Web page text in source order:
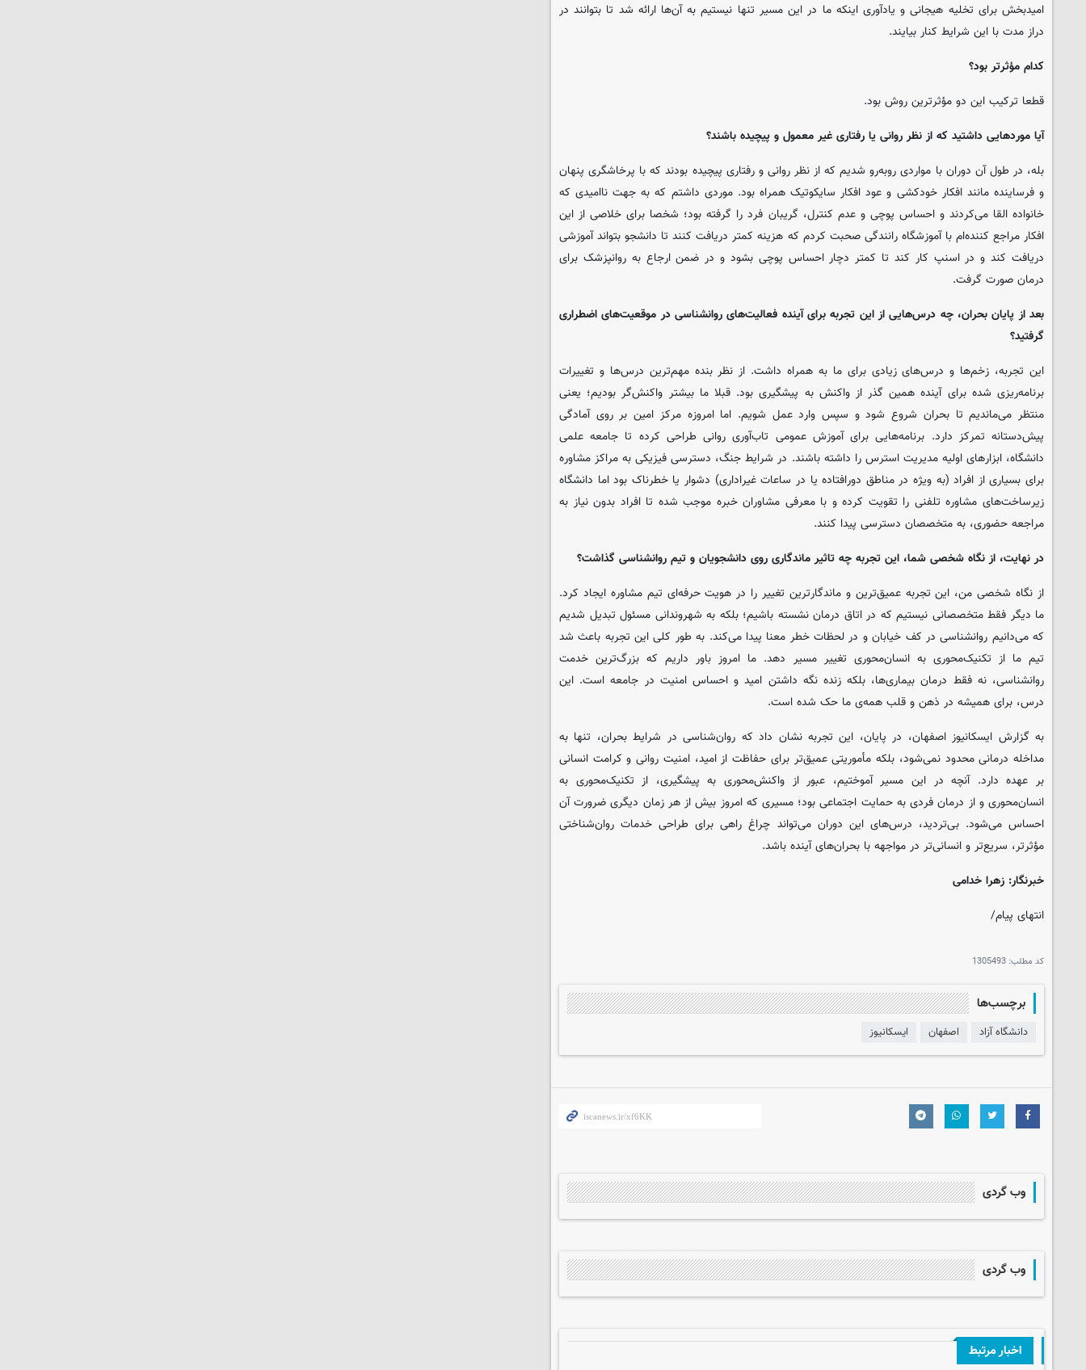
امیدبخش برای تخلیه هیجانی و یادآوری اینکه ما در این مسیر تنها نیستیم به آن‌ها ارائه شد تا بتوانند در
دراز مدت با این شرایط کنار بیایند.
کدام مؤثرتر بود؟
قطعا ترکیب این دو مؤثرترین روش بود.
آیا موردهایی داشتید که از نظر روانی یا رفتاری غیر معمول و پیچیده باشند؟
بله، در طول آن دوران با مواردی روبه‌رو شدیم که از نظر روانی و رفتاری پیچیده بودند که با پرخاشگری پنهان
و فرساینده مانند افکار خودکشی و عود افکار سایکوتیک همراه بود. موردی داشتم که به جهت ناامیدی که
خانواده القا می‌کردند و احساس پوچی و عدم کنترل، گریبان فرد را گرفته بود؛ شخصا برای خلاصی از این
افکار مراجع کننده‌ام با آموزشگاه رانندگی صحبت کردم که هزینه کمتر دریافت کنند تا دانشجو بتواند آموزشی
دریافت کند و در اسنپ کار کند تا کمتر دچار احساس پوچی بشود و در ضمن ارجاع به روانپزشک برای
درمان صورت گرفت.
بعد از پایان بحران، چه درس‌هایی از این تجربه برای آینده فعالیت‌های روانشناسی در موقعیت‌های اضطراری
گرفتید؟
این تجربه، زخم‌ها و درس‌های زیادی برای ما به همراه داشت. از نظر بنده مهم‌ترین درس‌ها و تغییرات
برنامه‌ریزی شده برای آینده همین گذر از واکنش به پیشگیری بود. قبلا ما بیشتر واکنش‌گر بودیم؛ یعنی
منتظر می‌ماندیم تا بحران شروع شود و سپس وارد عمل شویم. اما امروزه مرکز امین بر روی آمادگی
پیش‌دستانه تمرکز دارد. برنامه‌هایی برای آموزش عمومی تاب‌آوری روانی طراحی کرده‌ تا جامعه علمی
دانشگاه، ابزارهای اولیه مدیریت استرس را داشته باشند. در شرایط جنگ، دسترسی فیزیکی به مراکز مشاوره
برای بسیاری از افراد (به ویژه در مناطق دورافتاده یا در ساعات غیراداری) دشوار یا خطرناک بود اما دانشگاه
زیرساخت‌های مشاوره تلفنی را تقویت کرده‌ و با معرفی مشاوران خبره موجب شده تا افراد بدون نیاز به
مراجعه حضوری، به متخصصان دسترسی پیدا کنند.
در نهایت، از نگاه شخصی شما، این تجربه چه تاثیر ماندگاری روی دانشجویان و تیم روانشناسی گذاشت؟
از نگاه شخصی من، این تجربه عمیق‌ترین و ماندگارترین تغییر را در هویت حرفه‌ای تیم مشاوره ایجاد کرد.
ما دیگر فقط متخصصانی نیستیم که در اتاق درمان نشسته‌ باشیم؛ بلکه به شهروندانی مسئول تبدیل شدیم
که می‌دانیم روانشناسی در کف خیابان و در لحظات خطر معنا پیدا می‌کند. به طور کلی این تجربه باعث شد
تیم ما از تکنیک‌محوری به انسان‌محوری تغییر مسیر دهد. ما امروز باور داریم که بزرگ‌ترین خدمت
روانشناسی، نه فقط درمان بیماری‌ها، بلکه زنده نگه داشتن امید و احساس امنیت در جامعه است. این
درس، برای همیشه در ذهن و قلب همه‌ی ما حک شده است.
به گزارش ایسکانیوز اصفهان، در پایان، این تجربه نشان داد که روان‌شناسی در شرایط بحران، تنها به
مداخله درمانی محدود نمی‌شود، بلکه مأموریتی عمیق‌تر برای حفاظت از امید، امنیت روانی و کرامت انسانی
بر عهده دارد. آنچه در این مسیر آموختیم، عبور از واکنش‌محوری به پیشگیری، از تکنیک‌محوری به
انسان‌محوری و از درمان فردی به حمایت اجتماعی بود؛ مسیری که امروز بیش از هر زمان دیگری ضرورت آن
احساس می‌شود. بی‌تردید، درس‌های این دوران می‌تواند چراغ راهی برای طراحی خدمات روان‌شناختی
مؤثرتر، سریع‌تر و انسانی‌تر در مواجهه با بحران‌های آینده باشد.
خبرنگار: زهرا خدامی
انتهای پیام/
کد مطلب: 1305493
برچسب‌ها
دانشگاه آزاد اصفهان ایسکانیوز
وب گردی
وب گردی
اخبار مرتبط